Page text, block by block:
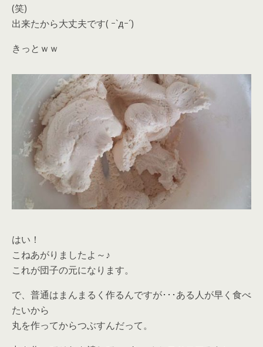
(笑)
出来たから大丈夫です( ｰ`дｰ´)
きっとｗｗ
はい！
こねあがりましたよ～♪
これが団子の元になります。
で、普通はまんまるく作るんですが･･･ある人が早く食べ
たいから
丸を作ってからつぶすんだって。